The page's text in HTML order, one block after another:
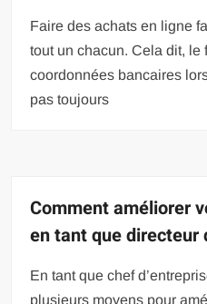
Faire des achats en ligne
tout un chacun. Cela dit, le
coordonnées bancaires
pas toujours
Comment améliorer
en tant que directeur
En tant que chef
plusieurs moyens pour